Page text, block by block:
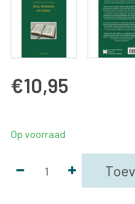
€10,95
Op voorraad